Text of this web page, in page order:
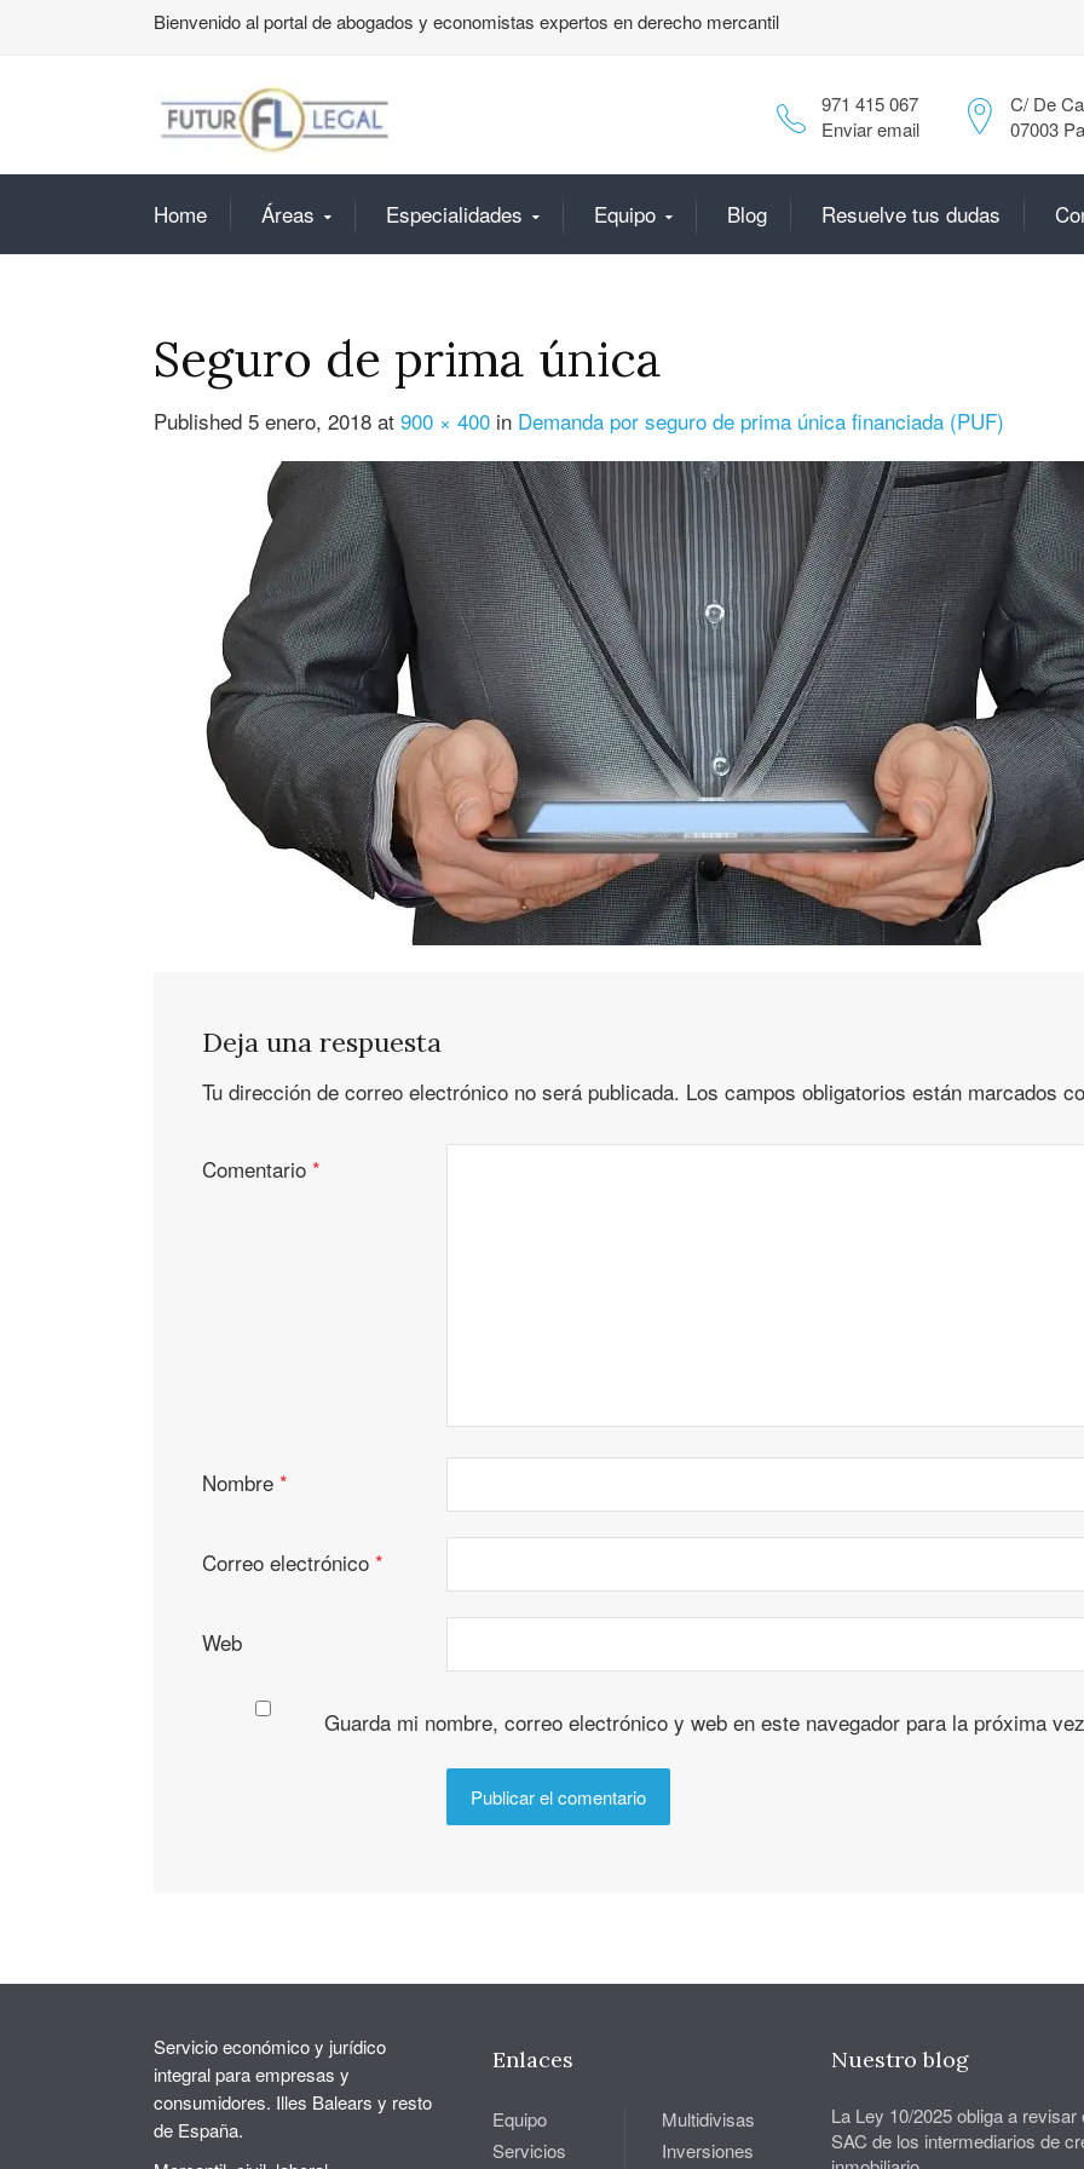
Bienvenido al portal de abogados y economistas expertos en derecho mercantil
C/ De
07003
971 415 067
Enviar email
Home Áreas Especialidades Equipo Blog Resuelve tus dudas
Seguro de prima única
Published 5 enero, 2018 at 900 × 400 in Demanda por seguro de prima única financiada (PUF)
Deja una respuesta
Tu dirección de correo electrónico no será publicada. Los campos obligatorios están marcados
Comentario *
Nombre *
Correo electrónico *
Web
Guarda mi nombre, correo electrónico y web en este navegador para la próxima
Servicio económico y jurídico
integral para empresas y
consumidores. Illes Balears y resto
de España.
Enlaces
Equipo
Servicios
Multidivisas
Inversiones
Nuestro blog
La Ley 10/2025 obliga a revisar
SAC de los intermediarios de